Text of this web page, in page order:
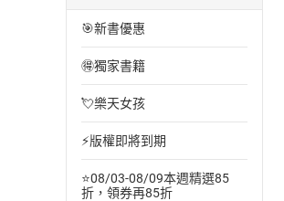
🎯新書優惠
🉐獨家書籍
💘樂天女孩
⚡版權即將到期
⭐08/03-08/09本週精選85
折，領券再85折